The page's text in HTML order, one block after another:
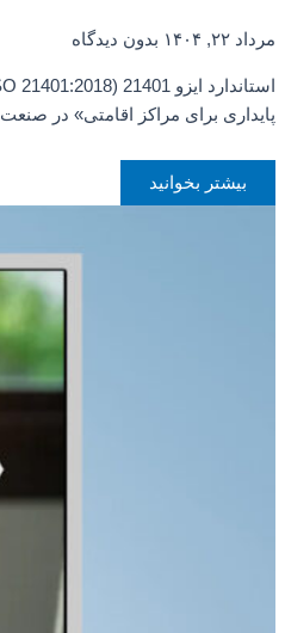
مرداد ۲۲, ۱۴۰۴ بدون دیدگاه
پایداری برای مراکز اقامتی» در
بیشتر بخوانید